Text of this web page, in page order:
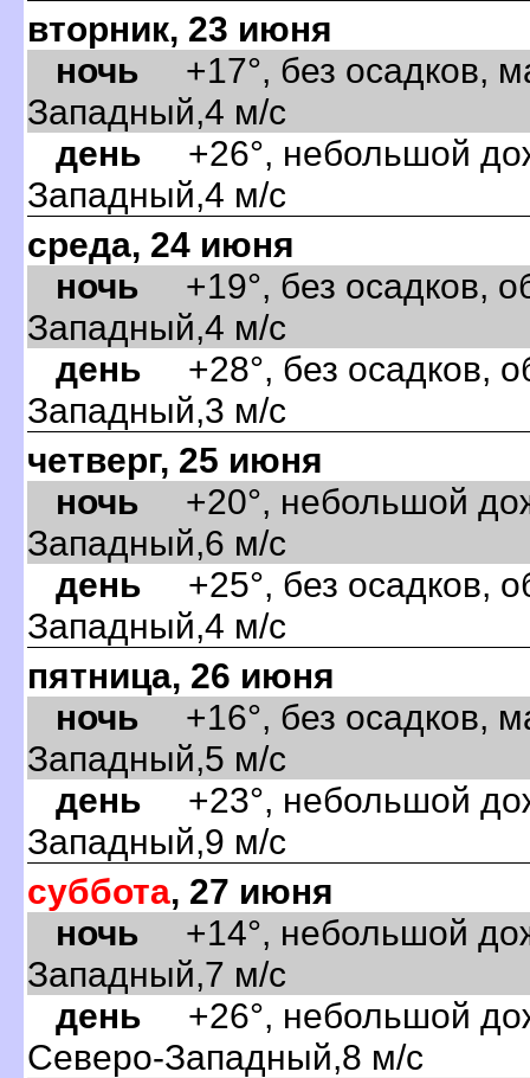
торник, 23 июня
ночь +17°, без осадков,
Западный,4 м/с
день +26°, небольшой
Западный,4 м/с
среда, 24 июня
ночь +19°, без осадков,
Западный,4 м/с
день +28°, без осадков,
Западный,3 м/с
четверг, 25 июня
ночь +20°, небольшой
Западный,6 м/с
день +25°, без осадков,
Западный,4 м/с
пятница, 26 июня
ночь +16°, без осадков,
Западный,5 м/с
день +23°, небольшой
Западный,9 м/с
суббота, 27 июня
ночь +14°, небольшой
Западный,7 м/с
день +26°, небольшой
Северо-Западный,8 м/с